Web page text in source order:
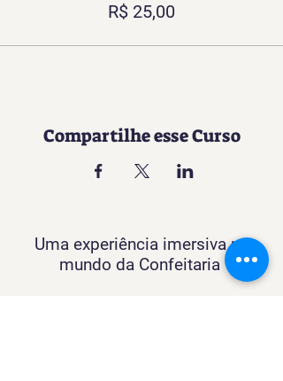
R$ 25,00
Compartilhe esse Curso
Uma experiência imersiva no
mundo da Confeitaria